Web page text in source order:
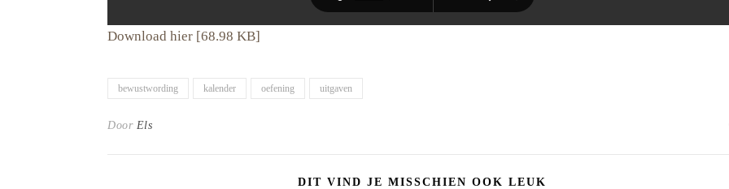
Download hier [68.98 KB]
bewustwording kalender oefening uitgaven
Door Els
DIT VIND JE MISSCHIEN OOK LEUK